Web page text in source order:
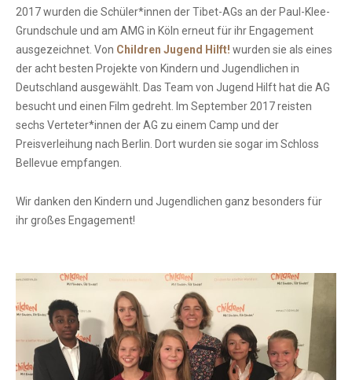
2017 wurden die Schüler*innen der Tibet-AGs an der Paul-Klee-
Grundschule und am AMG in Köln erneut für ihr Engagement
ausgezeichnet. Von Children Jugend Hilft! wurden sie als eines
der acht besten Projekte von Kindern und Jugendlichen in
Deutschland ausgewählt. Das Team von Jugend Hilft hat die AG
besucht und einen Film gedreht. Im September 2017 reisten
sechs Verteter*innen der AG zu einem Camp und der
Preisverleihung nach Berlin. Dort wurden sie sogar im Schloss
Bellevue empfangen.
Wir danken den Kindern und Jugendlichen ganz besonders für
ihr großes Engagement!